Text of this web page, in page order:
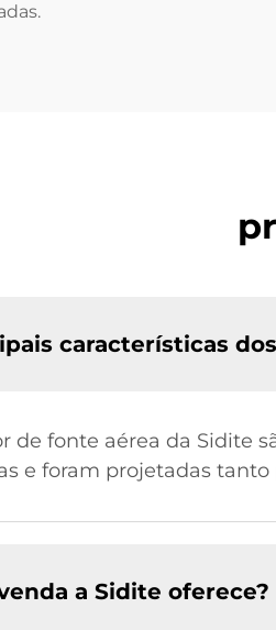
características
de fonte aérea da Sidite
e foram projetadas
a Sidite oferece?